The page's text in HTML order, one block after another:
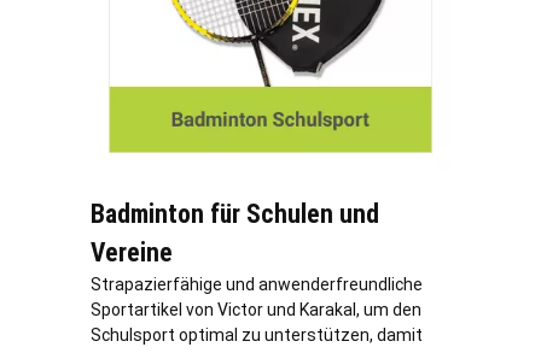
Badminton für Schulen und
Vereine
Strapazierfähige und anwenderfreundliche
Sportartikel von Victor und Karakal, um den
Schulsport optimal zu unterstützen, damit